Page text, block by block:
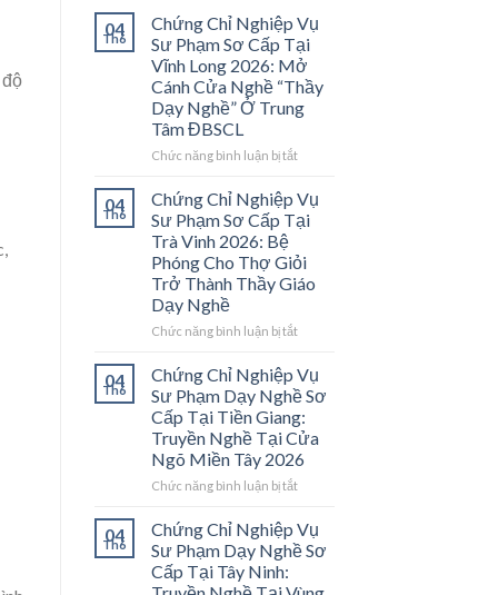
04
Th6
Chứng Chỉ Nghiệp Vụ
Sư Phạm Sơ Cấp Tại
Vĩnh Long 2026: Mở
Cánh Cửa Nghề “Thầy
Dạy Nghề” Ở Trung
Tâm ĐBSCL
Chức năng bình luận bị tắtở
Chỉ
Nghiệp
Vụ
Phạm
Sơ
2026:
Mở
Cánh
Cửa
Nghề
Dạy
Ở
Trung
ĐBSCL
04
Th6
Chứng Chỉ Nghiệp Vụ
Sư Phạm Sơ Cấp Tại
Trà Vinh 2026: Bệ
Phóng Cho Thợ Giỏi
Trở Thành Thầy Giáo
Dạy Nghề
Chức năng bình luận bị tắtở
Chỉ
Nghiệp
Vụ
Sư
Phạm
Sơ
Cấp
Vinh
2026:
04
Th6
Chứng Chỉ Nghiệp Vụ
Sư Phạm Dạy Nghề Sơ
Cấp Tại Tiền Giang:
Truyền Nghề Tại Cửa
Ngõ Miền Tây 2026
Chức năng bình luận bị tắtở
Chỉ
Nghiệp
Vụ
04
Th6
Chứng Chỉ Nghiệp Vụ
Sư Phạm Dạy Nghề Sơ
Cấp Tại Tây Ninh: